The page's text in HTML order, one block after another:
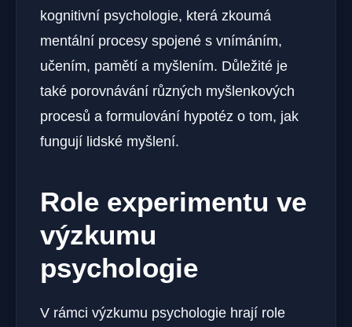
kognitivní psychologie, která zkoumá
mentální procesy spojené s vnímáním,
učením, pamětí a myšlením. Důležité je
také porovnávání různých myšlenkových
procesů a formulování hypotéz o tom, jak
fungují lidské myšlení.
Role experimentu ve
výzkumu
psychologie
V rámci výzkumu psychologie hrají role